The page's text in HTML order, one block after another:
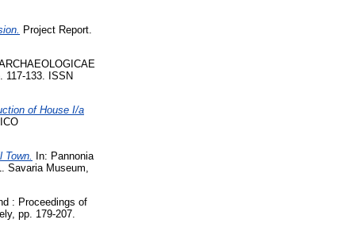
Project Report.
117-133. ISSN
of House I/a
In: Pannonia
Savaria Museum,
: Proceedings of
pp. 179-207.